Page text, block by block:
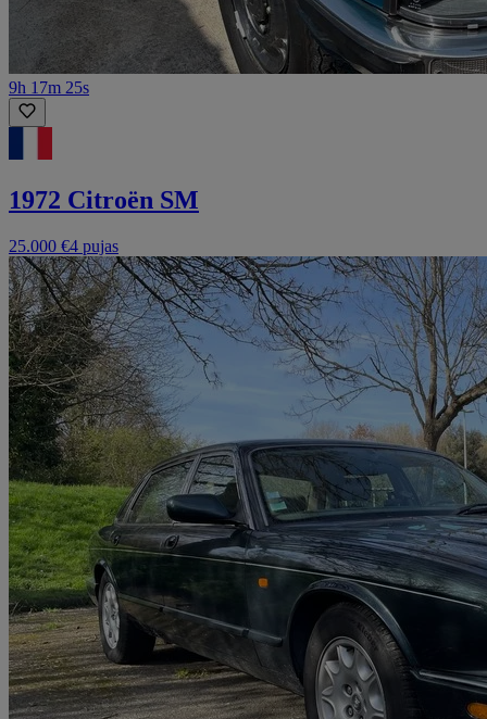
9h 17m 25s
1972 Citroën SM
25.000 €4 pujas